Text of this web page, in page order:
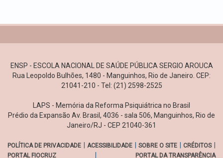
ENSP - ESCOLA NACIONAL DE SAÚDE PÚBLICA SERGIO AROUCA
Rua Leopoldo Bulhões, 1480 - Manguinhos, Rio de Janeiro. CEP:
21041-210 - Tel: (21) 2598-2525
LAPS - Memória da Reforma Psiquiátrica no Brasil
Prédio da Expansão Av. Brasil, 4036 - sala 506, Manguinhos, Rio de
Janeiro/RJ - CEP 21040-361
POLÍTICA DE PRIVACIDADE ACESSIBILIDADE SOBRE O SITE CRÉDITOS
PORTAL FIOCRUZ PORTAL DA TRANSPARÊNCIA